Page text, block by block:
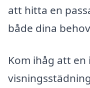
att hitta en
både dina
Kom ihåg att